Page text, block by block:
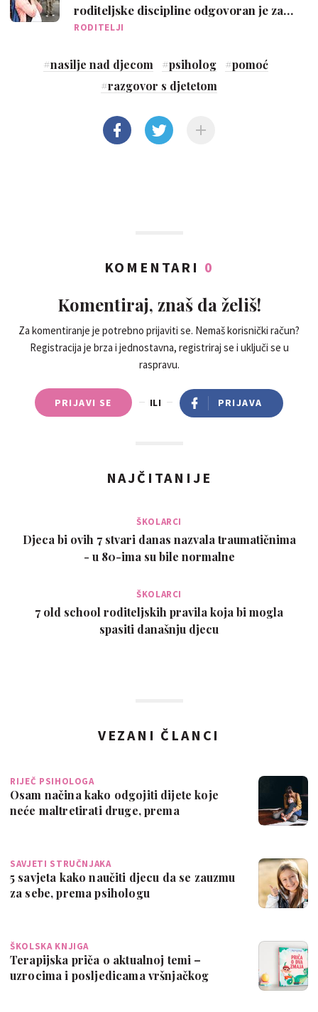
roditeljske discipline odgovoran je za
agresivno ponašanje djece
RODITELJI
#nasilje nad djecom #psiholog #pomoć
#razgovor s djetetom
KOMENTARI 0
Komentiraj, znaš da želiš!
Za komentiranje je potrebno prijaviti se. Nemaš korisnički račun?
Registracija je brza i jednostavna, registriraj se i uključi se u
raspravu.
PRIJAVI SE ILI PRIJAVA
NAJČITANIJE
ŠKOLARCI
Djeca bi ovih 7 stvari danas nazvala traumatičnima
- u 80-ima su bile normalne
ŠKOLARCI
7 old school roditeljskih pravila koja bi mogla
spasiti današnju djecu
VEZANI ČLANCI
RIJEČ PSIHOLOGA
Osam načina kako odgojiti dijete koje
neće maltretirati druge, prema
SAVJETI STRUČNJAKA
5 savjeta kako naučiti djecu da se zauzmu
za sebe, prema psihologu
ŠKOLSKA KNJIGA
Terapijska priča o aktualnoj temi –
uzrocima i posljedicama vršnjačkog